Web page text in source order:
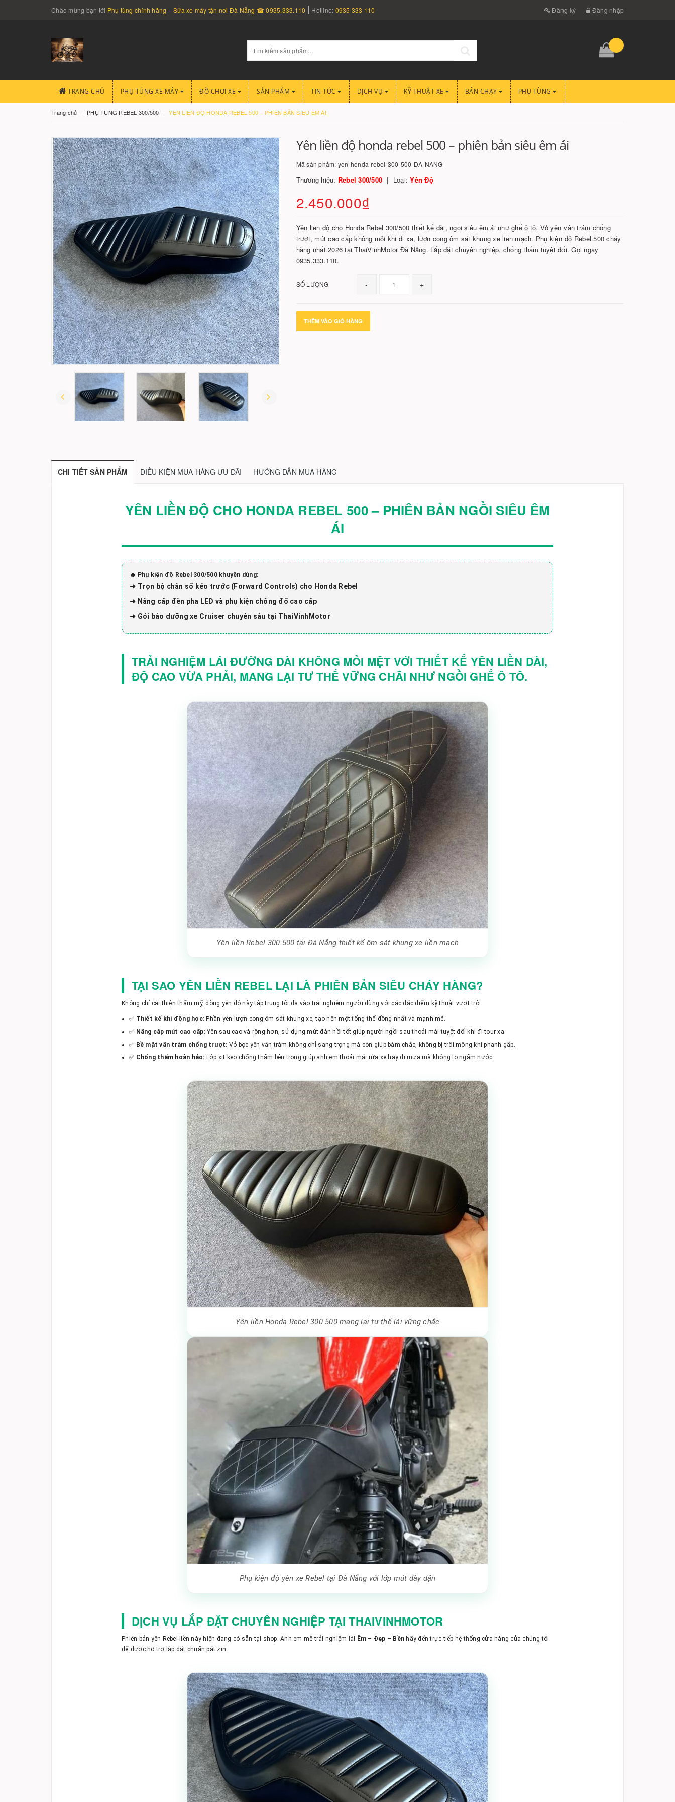
Chào mừng bạn tới Phụ tùng chính hãng – Sửa xe máy tận nơi Đà Nẵng ☎ 0935.333.110 Hotline: 0935 333 110 Đăng ký Đăng nhập
TRANG CHỦ PHỤ TÙNG XE MÁY ĐỒ CHƠI XE SẢN PHẨM TIN TỨC DỊCH VỤ KỸ THUẬT XE BÁN CHẠY PHỤ TÙNG
Trang chủ PHỤ TÙNG REBEL 300/500 YÊN LIỀN ĐỘ HONDA REBEL 500 – PHIÊN BẢN SIÊU ÊM ÁI
Yên liền độ honda rebel 500 – phiên bản siêu êm ái
Mã sản phẩm: yen-honda-rebel-300-500-DA-NANG
Thương hiệu: Rebel 300/500 Loại:Yên Độ
2.450.000₫
Yên liền độ cho Honda Rebel 300/500 thiết kế dài, ngồi siêu êm ái như ghế ô tô. Vỏ yên vân trám chống
trượt, mút cao cấp không mỏi khi đi xa, lượn cong ôm sát khung xe liền mạch. Phụ kiện độ Rebel 500 cháy
hàng nhất 2026 tại ThaiVinhMotor Đà Nẵng. Lắp đặt chuyên nghiệp, chống thấm tuyệt đối. Gọi ngay
0935.333.110.
SỐ LƯỢNG - +
THÊM VÀO GIỎ HÀNG
CHI TIẾT SẢN PHẨM ĐIỀU KIỆN MUA HÀNG ƯU ĐÃI HƯỚNG DẪN MUA HÀNG
YÊN LIỀN ĐỘ CHO HONDA REBEL 500 – PHIÊN BẢN NGỒI SIÊU ÊM
ÁI
🔥 Phụ kiện độ Rebel 300/500 khuyên dùng:
➜ Trọn bộ chân số kéo trước (Forward Controls) cho Honda Rebel
➜ Nâng cấp đèn pha LED và phụ kiện chống đổ cao cấp
➜ Gói bảo dưỡng xe Cruiser chuyên sâu tại ThaiVinhMotor
TRẢI NGHIỆM LÁI ĐƯỜNG DÀI KHÔNG MỎI MỆT VỚI THIẾT KẾ YÊN LIỀN DÀI,
ĐỘ CAO VỪA PHẢI, MANG LẠI TƯ THẾ VỮNG CHÃI NHƯ NGỒI GHẾ Ô TÔ.
Yên liền Rebel 300 500 tại Đà Nẵng thiết kế ôm sát khung xe liền mạch
TẠI SAO YÊN LIỀN REBEL LẠI LÀ PHIÊN BẢN SIÊU CHÁY HÀNG?
Không chỉ cải thiện thẩm mỹ, dòng yên độ này tập trung tối đa vào trải nghiệm người dùng với các đặc điểm kỹ thuật vượt trội:
✅ Thiết kế khí động học: Phần yên lượn cong ôm sát khung xe, tạo nên một tổng thể đồng nhất và mạnh mẽ.
✅ Nâng cấp mút cao cấp:Yên sau cao và rộng hơn, sử dụng mút đàn hồi tốt giúp người ngồi sau thoải mái tuyệt đối khi đi tour xa.
✅ Bề mặt vân trám chống trượt: Vỏ bọc yên vân trám không chỉ sang trọng mà còn giúp bám chắc, không bị trôi mông khi phanh gấp.
✅ Chống thấm hoàn hảo: Lớp xịt keo chống thấm bên trong giúp anh em thoải mái rửa xe hay đi mưa mà không lo ngấm nước.
Yên liền Honda Rebel 300 500 mang lại tư thế lái vững chắc
Phụ kiện độ yên xe Rebel tại Đà Nẵng với lớp mút dày dặn
DỊCH VỤ LẮP ĐẶT CHUYÊN NGHIỆP TẠI THAIVINHMOTOR
Phiên bản yên Rebel liền này hiện đang có sẵn tại shop. Anh em mê trải nghiệm lái Êm – Đẹp – Bền hãy đến trực tiếp hệ thống cửa hàng của chúng tôi
để được hỗ trợ lắp đặt chuẩn pát zin.